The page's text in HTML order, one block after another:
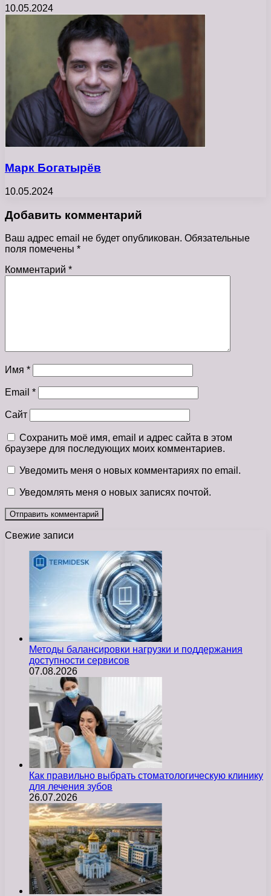
10.05.2024
Марк Богатырёв
10.05.2024
Добавить комментарий
Ваш адрес email не будет опубликован. Обязательные
поля помечены *
Комментарий *
Имя *
Email *
Сайт
Сохранить моё имя, email и адрес сайта в этом
браузере для последующих моих комментариев.
Уведомить меня о новых комментариях по email.
Уведомлять меня о новых записях почтой.
Свежие записи
Методы балансировки нагрузки и поддержания
доступности сервисов
07.08.2026
Как правильно выбрать стоматологическую клинику
для лечения зубов
26.07.2026